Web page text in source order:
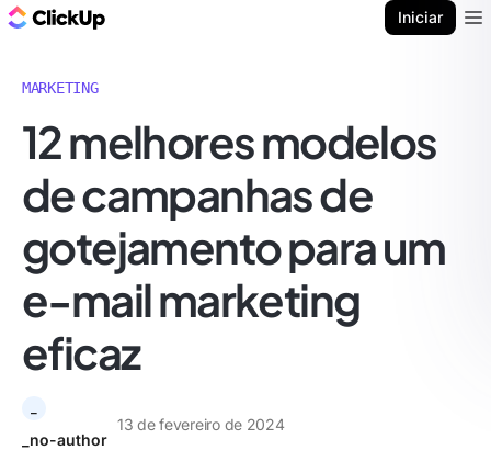
Iniciar
MARKETING
12 melhores modelos
de campanhas de
gotejamento para um
e-mail marketing
eficaz
_no-author
13 de fevereiro de 2024